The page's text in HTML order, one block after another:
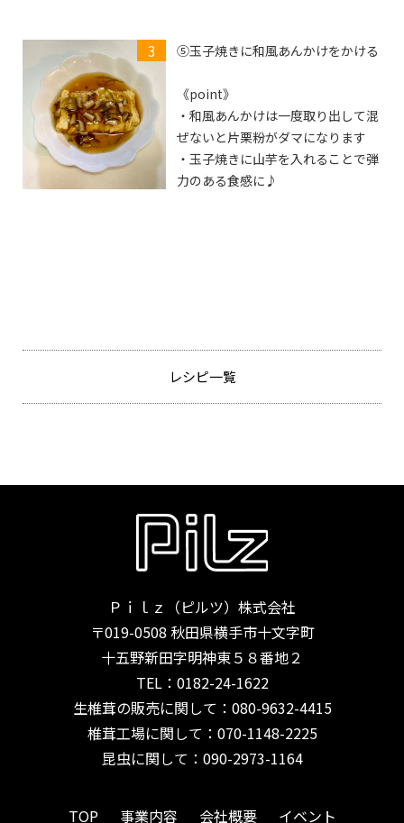
⑤玉子焼きに和風あんかけをかける
《point》
・和風あんかけは一度取り出して混
ぜないと片栗粉がダマになります
・玉子焼きに山芋を入れることで弾
力のある食感に♪
レシピ一覧
Ｐｉｌｚ（ピルツ）株式会社
〒019-0508 秋田県横手市十文字町
十五野新田字明神東５８番地２
TEL： 0182-24-1622
生椎茸の販売に関して：080-9632-4415
椎茸工場に関して：070-1148-2225
昆虫に関して：090-2973-1164
TOP 事業内容 会社概要 イベント